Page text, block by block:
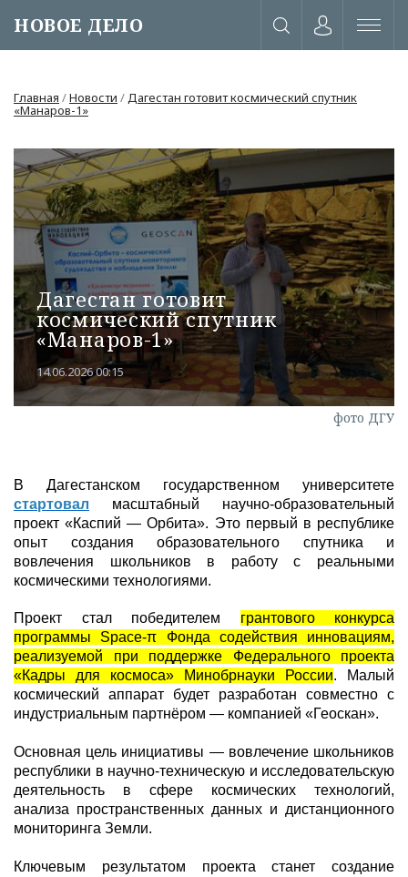
НОВОЕ ДЕЛО
или через соц. сети
Главная /Новости /Дагестан готовит космический спутник
«Манаров-1»
Дагестан готовит
космический спутник
«Манаров-1»
14.06.2026 00:15
фото ДГУ
В Дагестанском государственном университете
стартовал масштабный научно-образовательный
проект «Каспий — Орбита». Это первый в республике
опыт создания образовательного спутника и
вовлечения школьников в работу с реальными
космическими технологиями.
Проект стал победителем грантового конкурса
программы Space-π Фонда содействия инновациям,
реализуемой при поддержке Федерального проекта
«Кадры для космоса» Минобрнауки России. Малый
космический аппарат будет разработан совместно с
индустриальным партнёром — компанией «Геоскан».
Основная цель инициативы — вовлечение школьников
республики в научно-техническую и исследовательскую
деятельность в сфере космических технологий,
анализа пространственных данных и дистанционного
мониторинга Земли.
Ключевым результатом проекта станет создание